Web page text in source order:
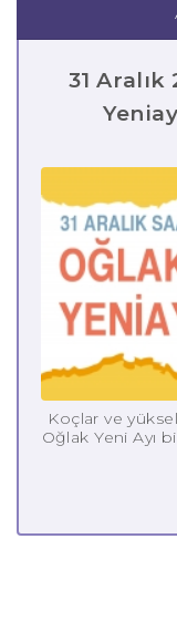
31
Koçlar ve
Oğlak Yeni Ayı